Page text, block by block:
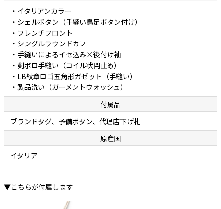
・イタリアンカラー
・シェルボタン（手縫い鳥足ボタン付け）
・フレンチフロント
・シングルラウンドカフ
・手縫いによるイセ込み×後付け袖
・剣ボロ手縫い（コイル状閂止め）
・LB紋章ロゴ五角形ガゼット（手縫い）
・製品洗い（ガーメントウォッシュ）
付属品
ブランドタグ、予備ボタン、代理店下げ札
原産国
イタリア
▼こちらが付属します